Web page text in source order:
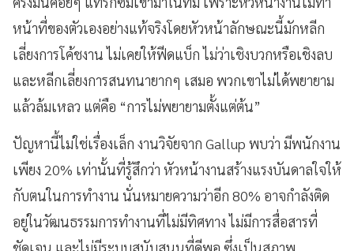
หน้าที่ของตัวเองอย่างแท้จริงโดยหัวหน้าลักษณะนี้มักหลีก
เลี่ยงการโค้ชงาน ไม่เคยให้ฟีดแบ็ก ไม่ว่าเชิงบวกหรือเชิงลบ
และหลีกเลี่ยงการสนทนายากๆ เสมอ พวกเขาไม่ได้พยายาม
แล้วล้มเหลว แต่คือ “การไม่พยายามตั้งแต่ต้น”
ปัญหานี้ไม่ใช่เรื่องเล็ก งานวิจัยจาก Gallup พบว่า มีพนักงาน
เพียง 20% เท่านั้นที่รู้สึกว่า หัวหน้างานสร้างแรงบันดาลใจให้
กับตนในการทำงาน นั่นหมายความว่าอีก 80% อาจกำลังติด
อยู่ในวัฒนธรรมการทำงานที่ไม่มีทิศทาง ไม่มีการสื่อสารที่
ชัดเจน และไม่มีระบบสนับสนุนที่ดีพอ ซึ่งเป็นสภาพ